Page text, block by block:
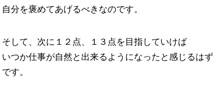
自分を褒めてあげるべきなのです。
そして、次に１２点、１３点を目指していけば
いつか仕事が自然と出来るようになったと感じるはず
です。